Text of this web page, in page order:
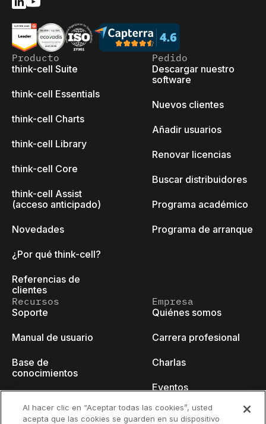
Producto
think-cell Suite
think-cell Essentials
think-cell Charts
think-cell Library
think-cell Core
think-cell Assist
(acceso anticipado)
Novedades
¿Por qué think-cell?
Referencias de
clientes
Pedido
Descargar nuestro
software
Nuevos clientes
Añadir usuarios
Renovar licencias
Buscar distribuidores
Programa académico
Programa de arranque
Recursos
Soporte
Manual de usuario
Base de
conocimientos
Empresa
Quiénes somos
Carrera profesional
Charlas
Eventos
Blog para
Al hacer clic en “Aceptar todas las cookies”, usted
acepta que las cookies se guarden en su dispositivo